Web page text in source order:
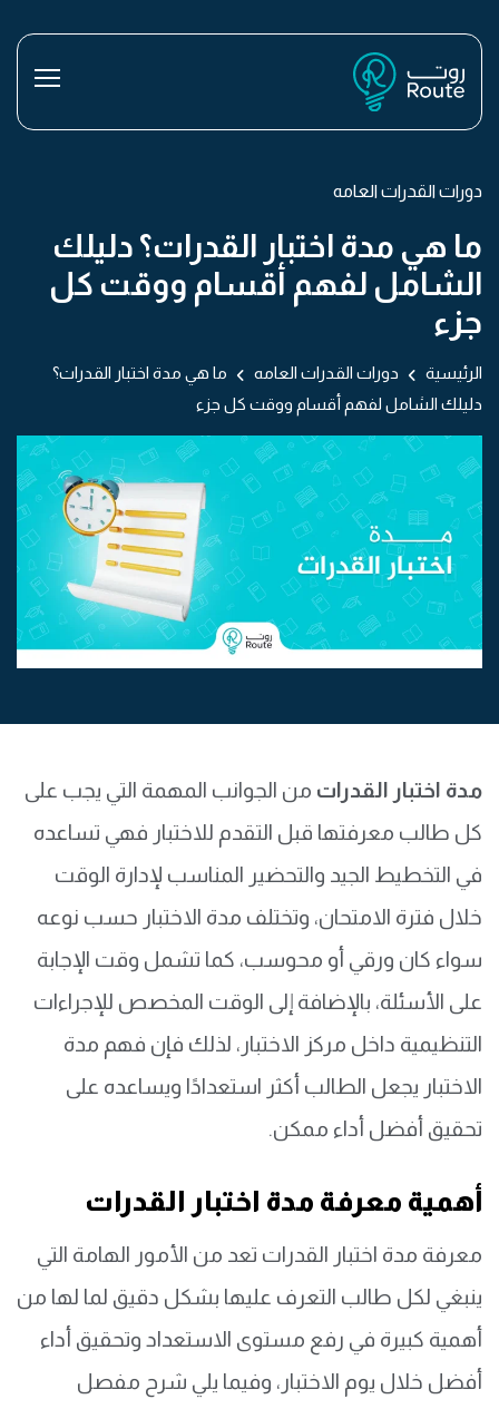
دورات القدرات العامه
ما هي مدة اختبار القدرات؟ دليلك
الشامل لفهم أقسام ووقت كل
جزء
الرئيسية دورات القدرات العامه
ما هي مدة اختبار القدرات؟
دليلك الشامل لفهم أقسام ووقت كل جزء
مدة اختبار القدرات من الجوانب المهمة التي يجب على
كل طالب معرفتها قبل التقدم للاختبار فهي تساعده
في التخطيط الجيد والتحضير المناسب لإدارة الوقت
خلال فترة الامتحان، وتختلف مدة الاختبار حسب نوعه
سواء كان ورقي أو محوسب، كما تشمل وقت الإجابة
على الأسئلة، بالإضافة إلى الوقت المخصص للإجراءات
التنظيمية داخل مركز الاختبار، لذلك فإن فهم مدة
الاختبار يجعل الطالب أكثر استعدادًا ويساعده على
تحقيق أفضل أداء ممكن.
أهمية معرفة مدة اختبار القدرات
معرفة مدة اختبار القدرات تعد من الأمور الهامة التي
ينبغي لكل طالب التعرف عليها بشكل دقيق لما لها من
أهمية كبيرة في رفع مستوى الاستعداد وتحقيق أداء
أفضل خلال يوم الاختبار، وفيما يلي شرح مفصل